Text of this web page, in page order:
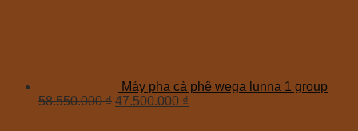
Máy pha cà phê wega lunna 1 group
58.550.000₫ 47.500.000 ₫